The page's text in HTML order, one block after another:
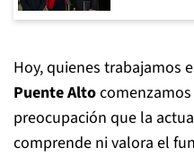
Hoy, quienes trabajamos
Puente Alto
preocupación que la
comprende ni valora el